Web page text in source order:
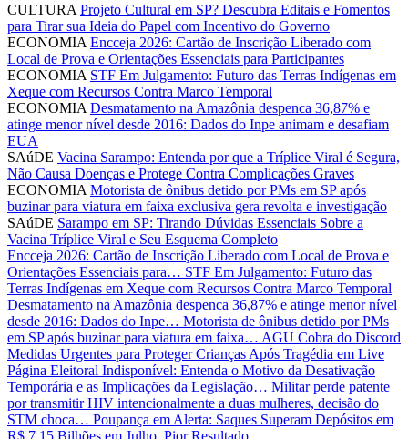
CULTURA Projeto Cultural em SP? Descubra Editais e Fomentos
para Tirar sua Ideia do Papel com Incentivo do Governo
ECONOMIA Encceja 2026: Cartão de Inscrição Liberado com
Local de Prova e Orientações Essenciais para Participantes
ECONOMIA STF Em Julgamento: Futuro das Terras Indígenas em
Xeque com Recursos Contra Marco Temporal
ECONOMIA Desmatamento na Amazônia despenca 36,87% e
atinge menor nível desde 2016: Dados do Inpe animam e desafiam
EUA
SAúDE Vacina Sarampo: Entenda por que a Tríplice Viral é Segura,
Não Causa Doenças e Protege Contra Complicações Graves
ECONOMIA Motorista de ônibus detido por PMs em SP após
buzinar para viatura em faixa exclusiva gera revolta e investigação
SAúDE Sarampo em SP: Tirando Dúvidas Essenciais Sobre a
Vacina Tríplice Viral e Seu Esquema Completo
Encceja 2026: Cartão de Inscrição Liberado com Local de Prova e
Orientações Essenciais para… STF Em Julgamento: Futuro das
Terras Indígenas em Xeque com Recursos Contra Marco Temporal
Desmatamento na Amazônia despenca 36,87% e atinge menor nível
desde 2016: Dados do Inpe… Motorista de ônibus detido por PMs
em SP após buzinar para viatura em faixa… AGU Cobra do Discord
Medidas Urgentes para Proteger Crianças Após Tragédia em Live
Página Eleitoral Indisponível: Entenda o Motivo da Desativação
Temporária e as Implicações da Legislação… Militar perde patente
por transmitir HIV intencionalmente a duas mulheres, decisão do
STM choca… Poupança em Alerta: Saques Superam Depósitos em
R$ 7,15 Bilhões em Julho, Pior Resultado…